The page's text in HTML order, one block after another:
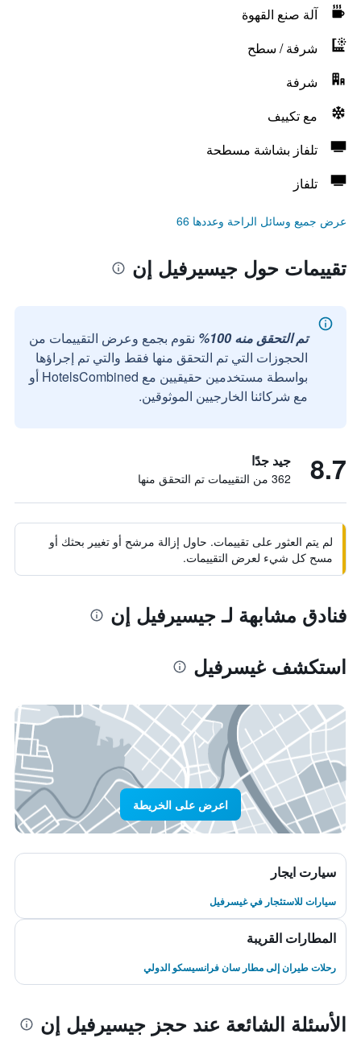
آلة صنع القهوة
شرفة / سطح
شرفة
مع تكييف
تلفاز بشاشة مسطحة
تلفاز
عرض جميع وسائل الراحة وعددها 66
تقييمات حول جيسيرفيل إن
تم التحقق منه 100%
نقوم بجمع وعرض التقييمات من
الحجوزات التي تم التحقق منها فقط والتي تم إجراؤها
بواسطة مستخدمين حقيقيين مع HotelsCombined أو
مع شركائنا الخارجيين الموثوقين.
8.7 جيد جدًا
362 من التقييمات تم التحقق منها
لم يتم العثور على تقييمات. حاول إزالة مرشح أو تغيير بحثك أو
مسح كل شيء لعرض التقييمات.
فنادق مشابهة لـ جيسيرفيل إن
استكشف غيسرفيل
اعرض على الخريطة
سيارت ايجار
سيارات للاستئجار في غيسرفيل
المطارات القريبة
رحلات طيران إلى مطار سان فرانسيسكو الدولي
الأسئلة الشائعة عند حجز جيسيرفيل إن